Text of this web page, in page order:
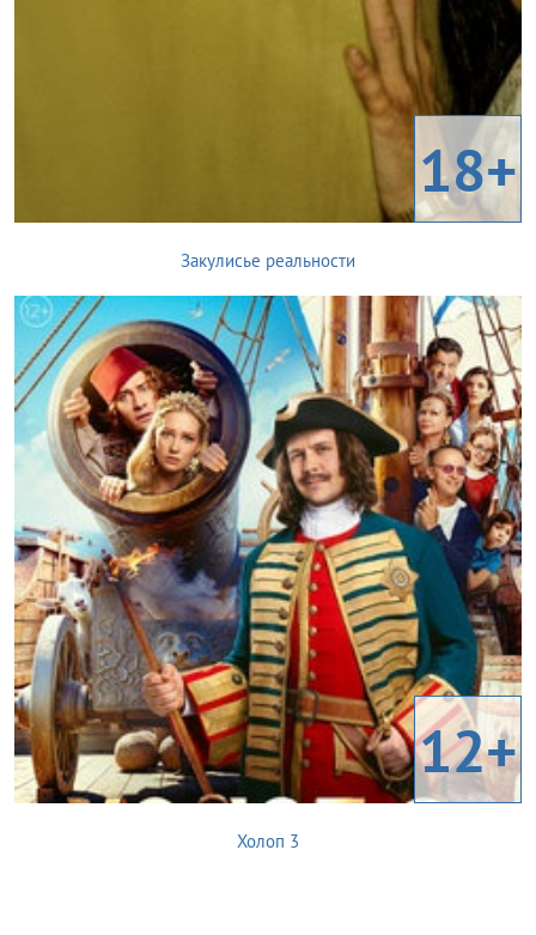
18+
Закулисье реальности
12+
Холоп 3